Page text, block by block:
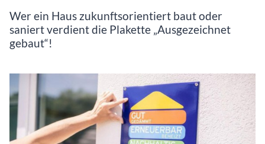
Wer ein Haus zukunftsorientiert baut oder
saniert verdient die Plakette „Ausgezeichnet
gebaut“!